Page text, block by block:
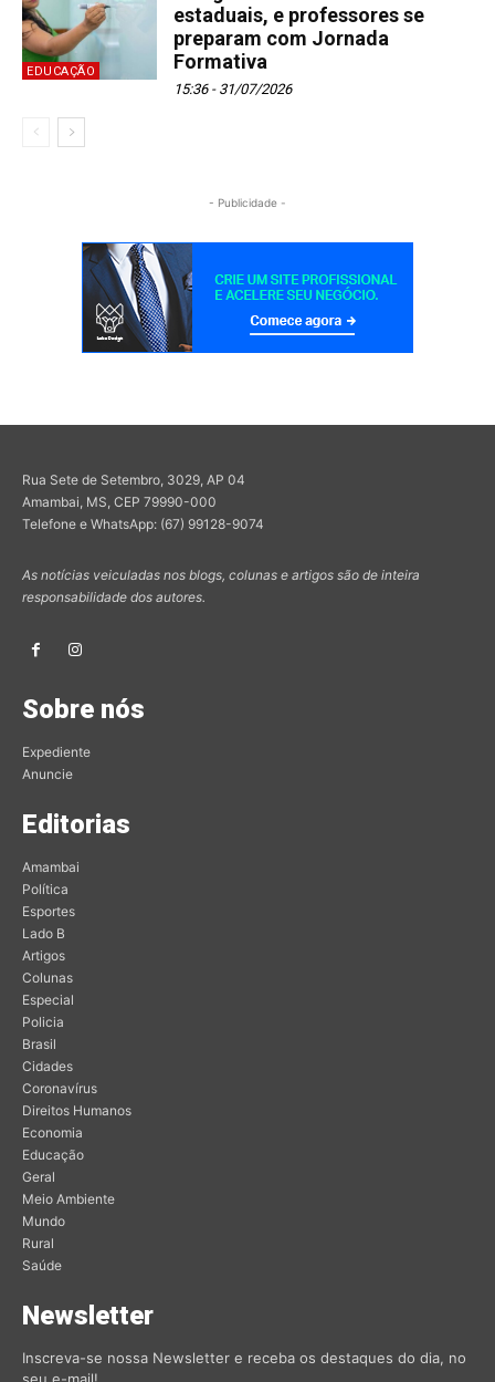
EDUCAÇÃO
estaduais, e professores se
preparam com Jornada
Formativa
15:36 - 31/07/2026
- Publicidade -
Rua Sete de Setembro, 3029, AP 04
Amambai, MS, CEP 79990-000
Telefone e WhatsApp: (67) 99128-9074
As notícias veiculadas nos blogs, colunas e artigos são de inteira
responsabilidade dos autores.
Sobre nós
Expediente
Anuncie
Editorias
Amambai
Política
Esportes
Lado B
Artigos
Colunas
Especial
Policia
Brasil
Cidades
Coronavírus
Direitos Humanos
Economia
Educação
Geral
Meio Ambiente
Mundo
Rural
Saúde
Newsletter
Inscreva-se nossa Newsletter e receba os destaques do dia, no